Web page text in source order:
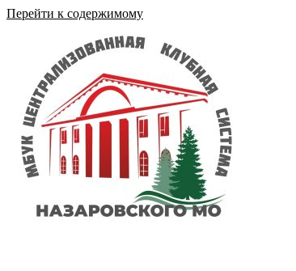
Перейти к содержимому